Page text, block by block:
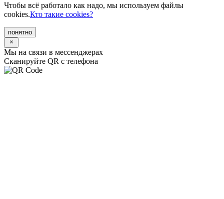
Чтобы всё работало как надо, мы используем файлы
cookies.Кто такие cookies?
понятно
Мы на связи в мессенджерах
Сканируйте QR с телефона